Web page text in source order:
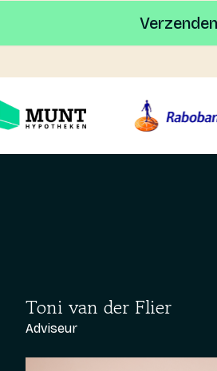
Toni van der Flier
Adviseur